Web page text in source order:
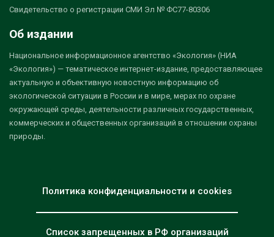
Свидетельство о регистрации СМИ Эл № ФС77-80306
Об издании
Национальное информационное агентство «Экология» (НИА
«Экология») — тематическое интернет-издание, предоставляющее
актуальную и объективную новостную информацию об
экологической ситуации в России и в мире, мерах по охране
окружающей среды, деятельности различных государственных,
коммерческих и общественных организаций в отношении охраны
природы.
Политика конфиденциальности и cookies
Список запрещенных в РФ организаций